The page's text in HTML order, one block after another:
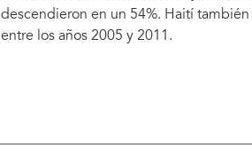
descendieron en un 54%. Haití
entre los años 2005 y 2011.